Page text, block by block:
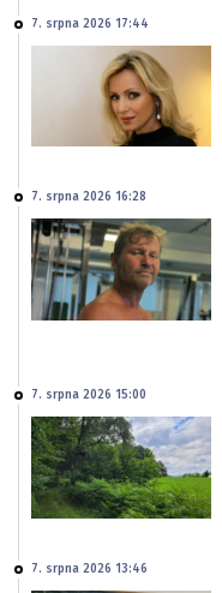
7. srpna 2026 17:44
7. srpna 2026 16:28
7. srpna 2026 15:00
7. srpna 2026 13:46